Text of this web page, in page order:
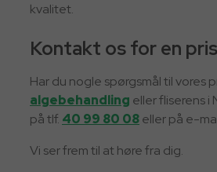
kvalitet.
Kontakt os for en
Har du nogle spørgsmål til
algebehandling eller fliserens i
på tlf. 40 99 80 08​eller på e-
Vi ser frem til at høre fra dig.